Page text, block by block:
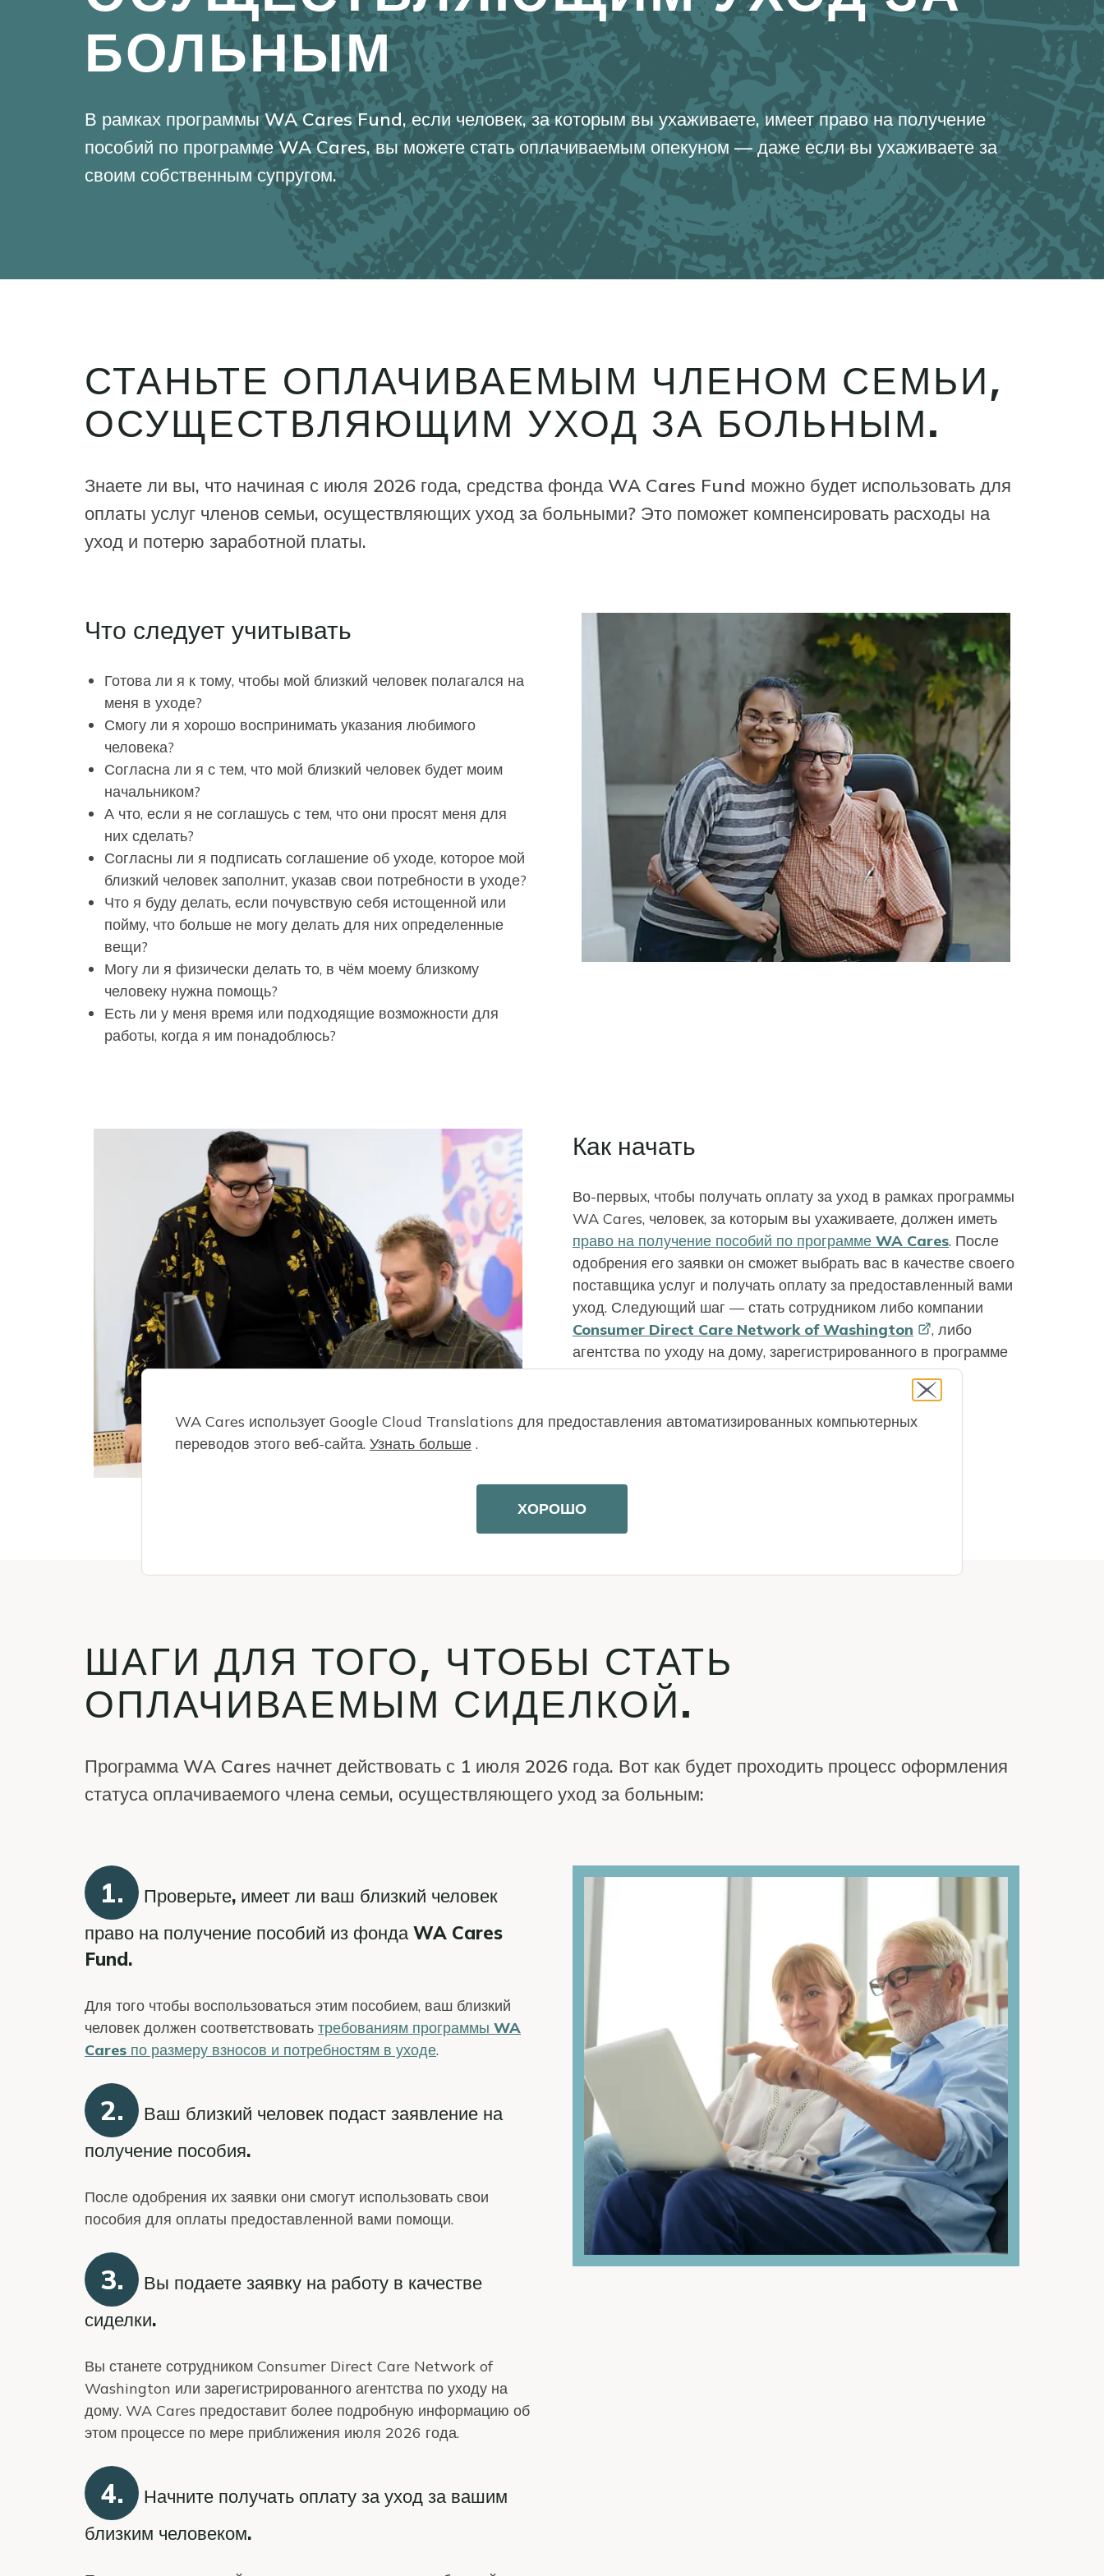
አማርኛ
فارسی، فارسی
ትግሪኛ
тагальский
ພາສາລາວ
БОЛЬНЫМ
В рамках программы WA Cares Fund, если человек, за которым вы ухаживаете, имеет право на получение
пособий по программе WA Cares, вы можете стать оплачиваемым опекуном — даже если вы ухаживаете за
своим собственным супругом.
СТАНЬТЕ ОПЛАЧИВАЕМЫМ ЧЛЕНОМ СЕМЬИ,
ОСУЩЕСТВЛЯЮЩИМ УХОД ЗА БОЛЬНЫМ.
Знаете ли вы, что начиная с июля 2026 года, средства фонда WA Cares Fund можно будет использовать для
оплаты услуг членов семьи, осуществляющих уход за больными? Это поможет компенсировать расходы на
уход и потерю заработной платы.
Что следует учитывать
Готова ли я к тому, чтобы мой близкий человек полагался на
меня в уходе?
Смогу ли я хорошо воспринимать указания любимого
человека?
Согласна ли я с тем, что мой близкий человек будет моим
начальником?
А что, если я не соглашусь с тем, что они просят меня для
них сделать?
Согласны ли я подписать соглашение об уходе, которое мой
близкий человек заполнит, указав свои потребности в уходе?
Что я буду делать, если почувствую себя истощенной или
пойму, что больше не могу делать для них определенные
вещи?
Могу ли я физически делать то, в чём моему близкому
человеку нужна помощь?
Есть ли у меня время или подходящие возможности для
работы, когда я им понадоблюсь?
Как начать
Во-первых, чтобы получать оплату за уход в рамках программы
WA Cares, человек, за которым вы ухаживаете, должен иметь
право на получение пособий по программе WA Cares. После
одобрения его заявки он сможет выбрать вас в качестве своего
поставщика услуг и получать оплату за предоставленный вами
уход. Следующий шаг — стать сотрудником либо компании
Consumer Direct Care Network ofWashington
, либо
агентства по уходу на дому, зарегистрированного в программе
WA Cares.
ШАГИ ДЛЯ ТОГО, ЧТОБЫ СТАТЬ
ОПЛАЧИВАЕМЫМ СИДЕЛКОЙ.
Программа WA Cares начнет действовать с 1 июля 2026 года. Вот как будет проходить процесс оформления
статуса оплачиваемого члена семьи, осуществляющего уход за больным:
1.
Проверьте, имеет ли ваш близкий человек
право на получение пособий из фонда WA Cares
Fund.
Для того чтобы воспользоваться этим пособием, ваш близкий
человек должен соответствовать требованиям программы WA
Cares по размеру взносов и потребностям в уходе.
2.
Ваш близкий человек подаст заявление на
получение пособия.
После одобрения их заявки они смогут использовать свои
пособия для оплаты предоставленной вами помощи.
3.
Вы подаете заявку на работу в качестве
сиделки.
Вы станете сотрудником Consumer Direct Care Network of
Washington или зарегистрированного агентства по уходу на
дому. WA Cares предоставит более подробную информацию об
этом процессе по мере приближения июля 2026 года.
4.
Начните получать оплату за уход за вашим
близким человеком.
WA Cares использует Google Cloud Translations для предоставления автоматизированных компьютерных
переводов этого веб-сайта. Узнать больше .
ХОРОШО